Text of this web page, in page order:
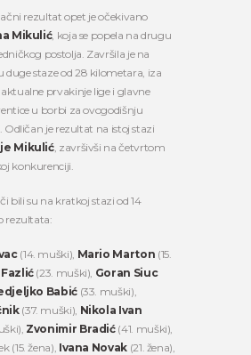
rezultat opet je očekivano
Mikulić, koja se popela na drugu
postolja. Završila je na
staze od 28 kilometara, iza
aktualne prvakinje lige i glavne
u borbi za ovogodišnju
Odličan je rezultat na istoj stazi
Mikulić, završivši na četvrtom
konkurenciji.
bili su na kratkoj stazi od 14
rezultata:
(14. muški), Mario Marton (15.
(23. muški), Goran Siuc
Babić(33. muški),
(37. muški), Nikola Ivan
Zvonimir Bradić(41. muški),
(15. žena), Ivana Novak (21. žena),